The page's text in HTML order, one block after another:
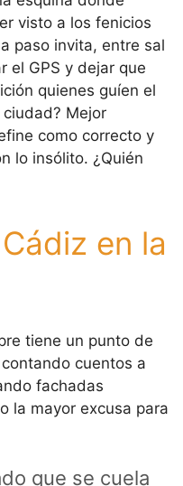
visto a los fenicios
paso invita, entre sal
el GPS y dejar que
quienes guíen el
Mejor
como correcto y
lo insólito. ¿Quién
en la
tiene un punto de
cuentos a
fachadas
la mayor excusa para
que se cuela